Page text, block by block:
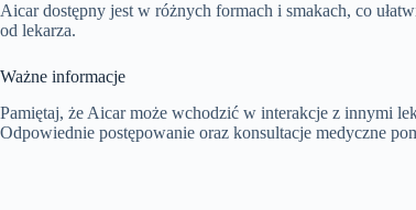
Aicar dostępny jest w różnych formach i smakach, co
od lekarza.
Ważne informacje
Pamiętaj, że Aicar może wchodzić w interakcje z innymi
Odpowiednie postępowanie oraz konsultacje medyczne